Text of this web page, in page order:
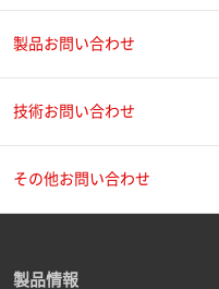
製品お問い合わせ
技術お問い合わせ
その他お問い合わせ
製品情報